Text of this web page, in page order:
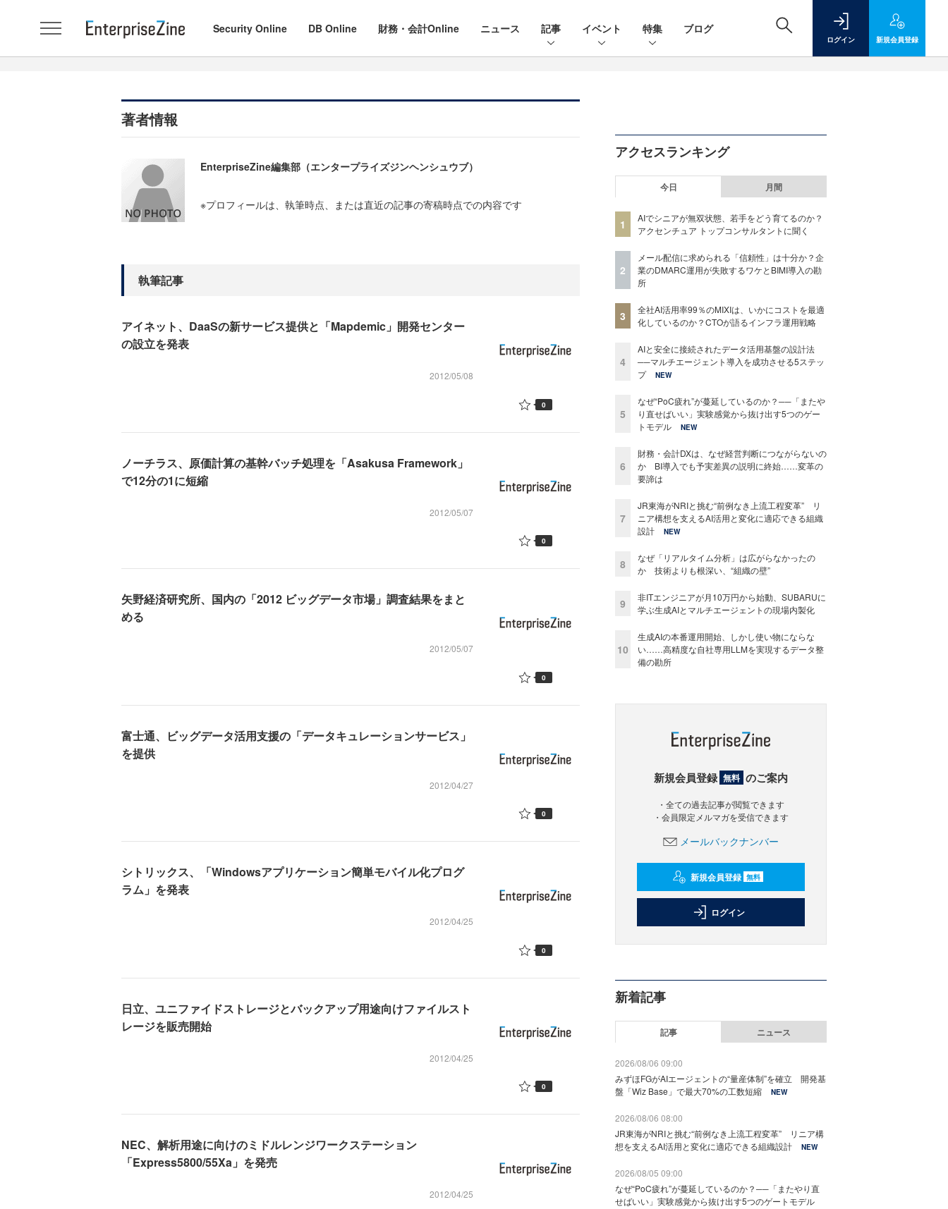
Security Online DB Online 財務・会計Online ニュース 記事 イベント 特集 ブログ
ログイン 新規会員登録
著者情報
EnterpriseZine編集部（エンタープライズジンヘンシュウブ）
※プロフィールは、執筆時点、または直近の記事の寄稿時点での内容です
執筆記事
アイネット、DaaSの新サービス提供と「Mapdemic」開発センター
の設立を発表
2012/05/08
0
ノーチラス、原価計算の基幹バッチ処理を「Asakusa Framework」
で12分の1に短縮
2012/05/07
0
矢野経済研究所、国内の「2012 ビッグデータ市場」調査結果をまと
める
2012/05/07
0
富士通、ビッグデータ活用支援の「データキュレーションサービス」
を提供
2012/04/27
0
シトリックス、「Windowsアプリケーション簡単モバイル化プログ
ラム」を発表
2012/04/25
0
日立、ユニファイドストレージとバックアップ用途向けファイルスト
レージを販売開始
2012/04/25
0
NEC、解析用途に向けのミドルレンジワークステーション
「Express5800/55Xa」を発売
2012/04/25
アクセスランキング
今日 月間
1
AIでシニアが無双状態、若手をどう育てるのか？
アクセンチュア トップコンサルタントに聞く
2
メール配信に求められる「信頼性」は十分か？企
業のDMARC運用が失敗するワケとBIMI導入の勘
所
3
全社AI活用率99％のMIXIは、いかにコストを最適
化しているのか？CTOが語るインフラ運用戦略
4
AIと安全に接続されたデータ活用基盤の設計法
──マルチエージェント導入を成功させる5ステッ
プ
NEW
5
なぜ“PoC疲れ”が蔓延しているのか？──「またや
り直せばいい」実験感覚から抜け出す5つのゲー
トモデル
NEW
6
財務・会計DXは、なぜ経営判断につながらないの
か BI導入でも予実差異の説明に終始……変革の
要諦は
7
JR東海がNRIと挑む“前例なき上流工程変革” リ
ニア構想を支えるAI活用と変化に適応できる組織
設計
NEW
8
なぜ「リアルタイム分析」は広がらなかったの
か 技術よりも根深い、“組織の壁”
9
非ITエンジニアが月10万円から始動、SUBARUに
学ぶ生成AIとマルチエージェントの現場内製化
10
生成AIの本番運用開始、しかし使い物にならな
い……高精度な自社専用LLMを実現するデータ整
備の勘所
新規会員登録 無料 のご案内
・全ての過去記事が閲覧できます
・会員限定メルマガを受信できます
メールバックナンバー
新規会員登録 無料
ログイン
新着記事
記事 ニュース
2026/08/06 09:00
みずほFGがAIエージェントの“量産体制”を確立 開発基
盤「Wiz Base」で最大70%の工数短縮
NEW
2026/08/06 08:00
JR東海がNRIと挑む“前例なき上流工程変革” リニア構
想を支えるAI活用と変化に適応できる組織設計
NEW
2026/08/05 09:00
なぜ“PoC疲れ”が蔓延しているのか？──「またやり直
せばいい」実験感覚から抜け出す5つのゲートモデル